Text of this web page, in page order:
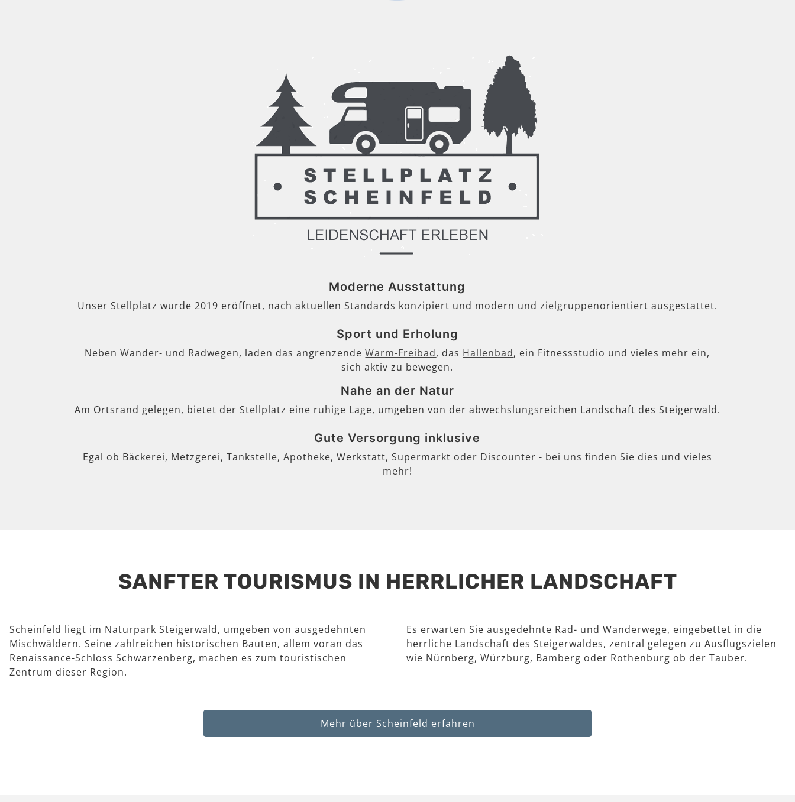
Moderne Ausstattung
Unser Stellplatz wurde 2019 eröffnet, nach aktuellen Standards konzipiert und modern und zielgruppenorientiert ausgestattet.
Sport und Erholung
Neben Wander- und Radwegen, laden das angrenzendeWarm-Freibad, das Hallenbad, ein Fitnessstudio und vieles mehr ein,
sich aktiv zu bewegen.
Nahe an der Natur
Am Ortsrand gelegen, bietet der Stellplatz eine ruhige Lage, umgeben von der abwechslungsreichen Landschaft des Steigerwald.
Gute Versorgung inklusive
Egal ob Bäckerei, Metzgerei, Tankstelle, Apotheke, Werkstatt, Supermarkt oder Discounter - bei uns finden Sie dies und vieles
mehr!
SANFTER TOURISMUS IN HERRLICHER LANDSCHAFT
Scheinfeld liegt im Naturpark Steigerwald, umgeben von ausgedehnten
Mischwäldern. Seine zahlreichen historischen Bauten, allem voran das
Renaissance-Schloss Schwarzenberg, machen es zum touristischen
Zentrum dieser Region.
Es erwarten Sie ausgedehnte Rad- und Wanderwege, eingebettet in die
herrliche Landschaft des Steigerwaldes, zentral gelegen zu Ausflugszielen
wie Nürnberg, Würzburg, Bamberg oder Rothenburg ob der Tauber.
Mehr über Scheinfeld erfahren